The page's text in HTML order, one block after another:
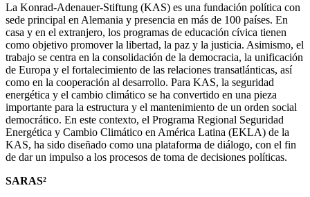
La Konrad-Adenauer-Stiftung (KAS) es una fundación política con
sede principal en Alemania y presencia en más de 100 países. En
casa y en el extranjero, los programas de educación cívica tienen
como objetivo promover la libertad, la paz y la justicia. Asimismo, el
trabajo se centra en la consolidación de la democracia, la unificación
de Europa y el fortalecimiento de las relaciones transatlánticas, así
como en la cooperación al desarrollo. Para KAS, la seguridad
energética y el cambio climático se ha convertido en una pieza
importante para la estructura y el mantenimiento de un orden social
democrático. En este contexto, el Programa Regional Seguridad
Energética y Cambio Climático en América Latina (EKLA) de la
KAS, ha sido diseñado como una plataforma de diálogo, con el fin
de dar un impulso a los procesos de toma de decisiones políticas.
SARAS²